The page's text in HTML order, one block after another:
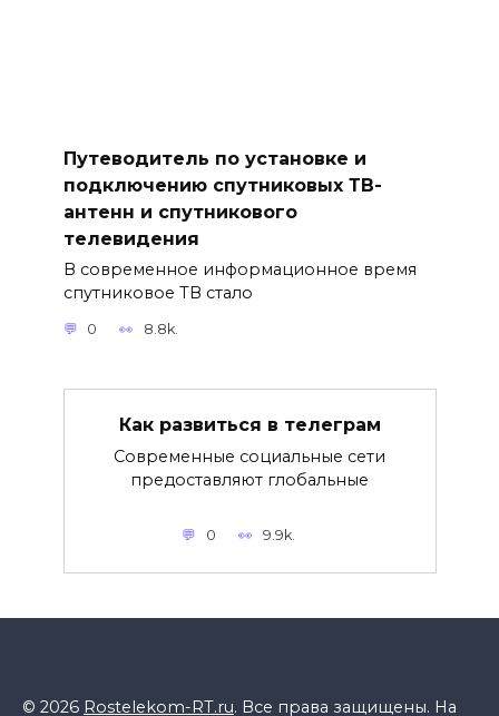
Путеводитель по установке и
подключению спутниковых ТВ-
антенн и спутникового
телевидения
В современное информационное время
спутниковое ТВ стало
0 8.8k.
Как развиться в телеграм
Современные социальные сети
предоставляют глобальные
0 9.9k.
© 2026 Rostelekom-RT.ru. Все права защищены. На